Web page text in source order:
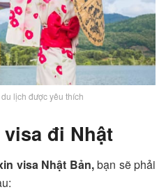
lịch được yêu thích
đi Nhật
visa Nhật Bản,bạn sẽ phải